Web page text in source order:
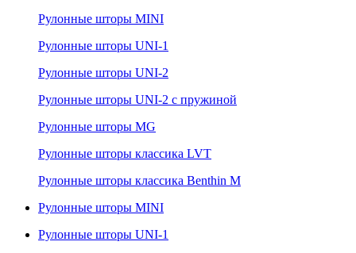
Рулонные шторы MINI
Рулонные шторы UNI-1
Рулонные шторы UNI-2
Рулонные шторы UNI-2 с пружиной
Рулонные шторы MG
Рулонные шторы классика LVT
Рулонные шторы классика Benthin M
Рулонные шторы MINI
Рулонные шторы UNI-1